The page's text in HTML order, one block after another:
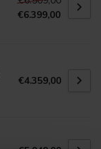
€6.399,00
€4.359,00